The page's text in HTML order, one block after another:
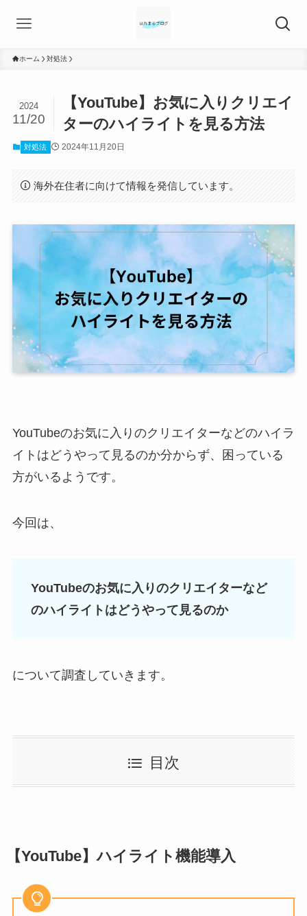
ホーム 対処法
【YouTube】お気に入りクリエイ
ターのハイライトを見る方法
2024
11/20
対処法 2024年11月20日
海外在住者に向けて情報を発信しています。
YouTubeのお気に入りのクリエイターなどのハイラ
イトはどうやって見るのか分からず、困っている
方がいるようです。
今回は、
YouTubeのお気に入りのクリエイターなど
のハイライトはどうやって見るのか
について調査していきます。
目次
【YouTube】ハイライト機能導入